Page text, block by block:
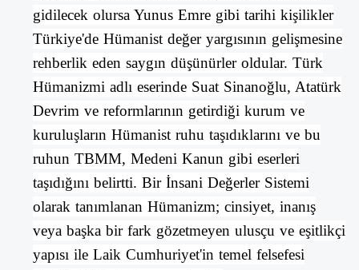
gidilecek olursa Yunus Emregibi tarihi kişilikler
Türkiye'de Hümanistdeğer yargısının gelişmesine
rehberlik eden saygın düşünürler oldular. Türk
Hümanizmi adlı eserinde Suat Sinanoğlu, Atatürk
Devrim ve reformlarının getirdiği kurum ve
kuruluşların Hümanistruhu taşıdıklarını ve bu
ruhun TBMM, Medeni Kanun gibi eserleri
taşıdığını belirtti. Bir İnsani Değerler Sistemi
olarak tanımlanan Hümanizm; cinsiyet, inanış
veya başka bir fark gözetmeyen ulusçu ve eşitlikçi
yapısı ile Laik Cumhuriyet'in temel felsefesi